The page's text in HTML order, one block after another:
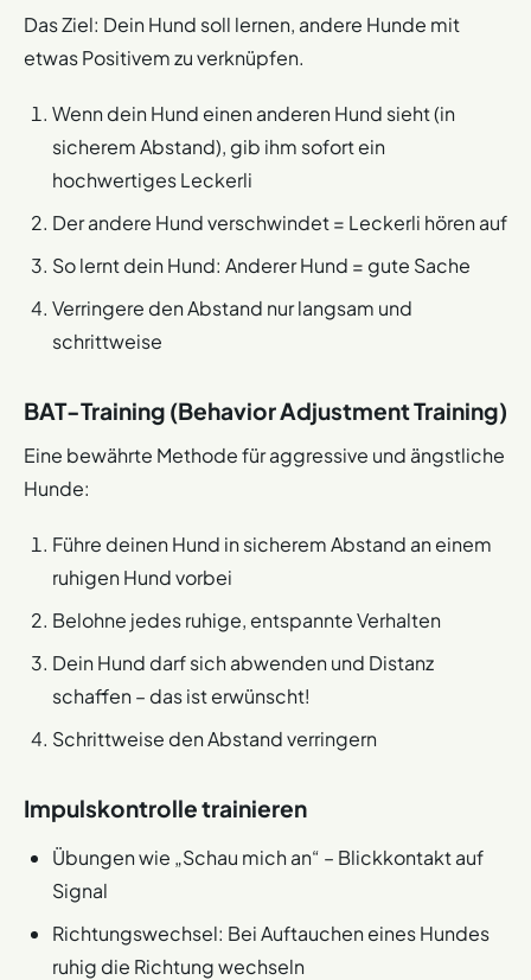
Das Ziel: Dein Hund soll lernen, andere Hunde mit
etwas Positivem zu verknüpfen.
Wenn dein Hund einen anderen Hund sieht (in
sicherem Abstand), gib ihm sofort ein
hochwertiges Leckerli
Der andere Hund verschwindet = Leckerli hören auf
So lernt dein Hund: Anderer Hund = gute Sache
Verringere den Abstand nur langsam und
schrittweise
BAT-Training (Behavior Adjustment Training)
Eine bewährte Methode für aggressive und ängstliche
Hunde:
Führe deinen Hund in sicherem Abstand an einem
ruhigen Hund vorbei
Belohne jedes ruhige, entspannte Verhalten
Dein Hund darf sich abwenden und Distanz
schaffen – das ist erwünscht!
Schrittweise den Abstand verringern
Impulskontrolle trainieren
Übungen wie „Schau mich an“ – Blickkontakt auf
Signal
Richtungswechsel: Bei Auftauchen eines Hundes
ruhig die Richtung wechseln